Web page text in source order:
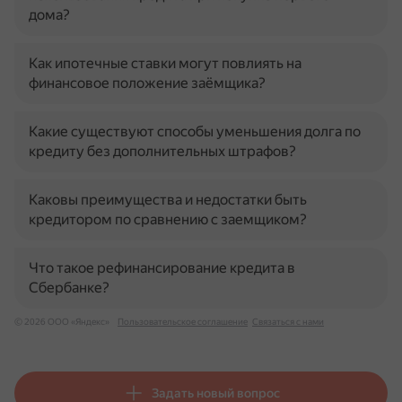
дома?
Как ипотечные ставки могут повлиять на
финансовое положение заёмщика?
Какие существуют способы уменьшения долга по
кредиту без дополнительных штрафов?
Каковы преимущества и недостатки быть
кредитором по сравнению с заемщиком?
Что такое рефинансирование кредита в
Сбербанке?
© 2026 ООО «Яндекс» Пользовательское соглашение Связаться с нами
Задать новый вопрос